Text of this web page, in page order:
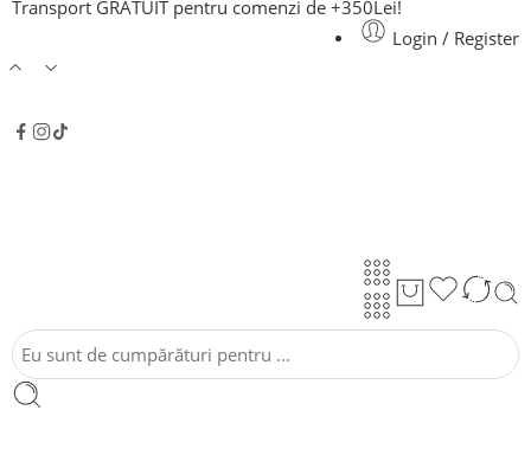
Transport GRATUIT pentru comenzi de +350Lei!
Login / Register